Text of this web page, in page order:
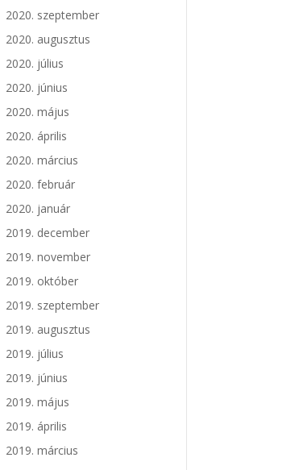
2020. szeptember
2020. augusztus
2020. július
2020. június
2020. május
2020. április
2020. március
2020. február
2020. január
2019. december
2019. november
2019. október
2019. szeptember
2019. augusztus
2019. július
2019. június
2019. május
2019. április
2019. március